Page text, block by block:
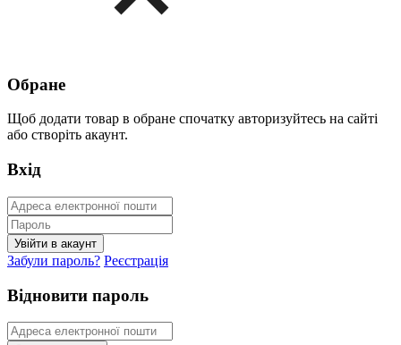
Обране
Щоб додати товар в обране спочатку авторизуйтесь на сайті
або створіть акаунт.
Вхід
Забули пароль? Реєстрація
Відновити пароль